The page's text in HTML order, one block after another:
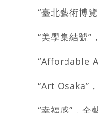
“臺北藝術博覽會
“美學集結號”，科
“Affordable Art
“Art Osaka”，富
“幸福感”，全藝